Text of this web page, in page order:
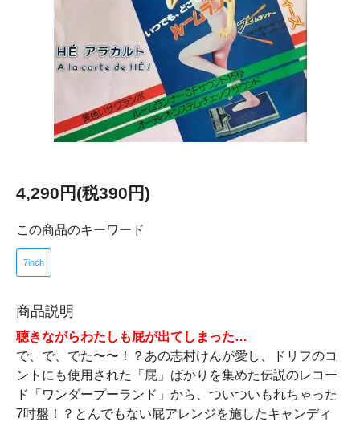
4,290円(税390円)
この商品のキーワード
7inch
商品説明
聴きながらわたしも屁が出てしまった…
で、で、でた〜〜！？あの志村けんが愛し、ドリフのコ
ントにも使用された「屁」ばかりを集めた伝説のレコー
ド「ワンダープーランド」から、ついついもれちゃった
7吋盤！？とんでもない屁アレンジを施したキャンディ